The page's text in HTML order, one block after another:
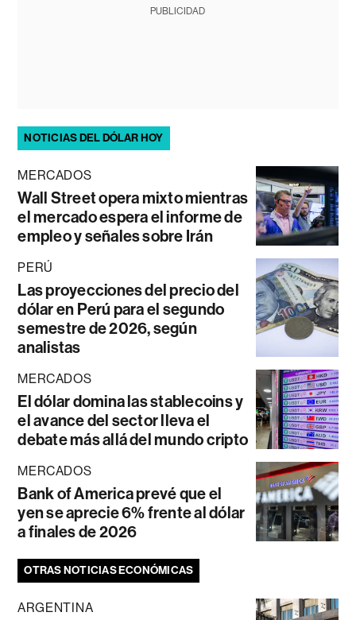
PUBLICIDAD
NOTICIAS DEL DÓLAR HOY
MERCADOS
Wall Street opera mixto mientras
el mercado espera el informe de
empleo y señales sobre Irán
PERÚ
Las proyecciones del precio del
dólar en Perú para el segundo
semestre de 2026, según
analistas
MERCADOS
El dólar domina las stablecoins y
el avance del sector lleva el
debate más allá del mundo cripto
MERCADOS
Bank of America prevé que el
yen se aprecie 6% frente al dólar
a finales de 2026
OTRAS NOTICIAS ECONÓMICAS
ARGENTINA